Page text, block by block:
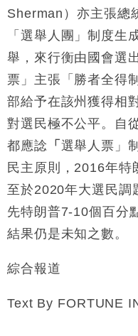
Sherman）亦主張總
「選舉人團」制度生
舉，來行衡由國會選
票」主張「勝者全得
部給予在該州獲得相
對選民極不公平。自
都應諗 「 選舉人票」
民主原則，2016年特
至於2020年大選民調
先特朗普7-10個百分
結果仍是未知之數。
綜合報道
Text By FORTUNE